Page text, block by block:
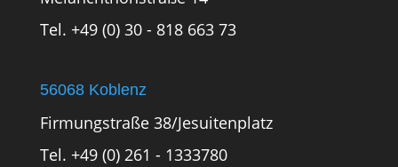
Tel. +49 (0) 30 - 818 663 73
56068 Koblenz
Firmungstraße 38/Jesuitenplatz
Tel. +49 (0) 261 - 1333780